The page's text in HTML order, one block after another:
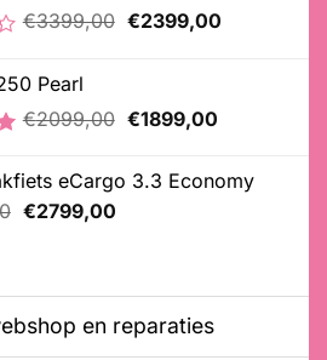
€3399,00 Oorspronkelijke
€2399,00Huidige
Pearl
€2099,00 Oorspronkelijke
€2099,00.
€1899,00Huidige
€1899,00.
eCargo 3.3 Economy
Oorspronkelijke
€2799,00Huidige
en reparaties